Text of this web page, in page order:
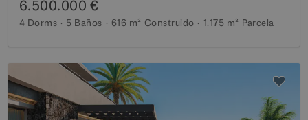
6.500.000 €
4 Dorms 5 Baños 616 m² Construido 1.175 m² Parcela